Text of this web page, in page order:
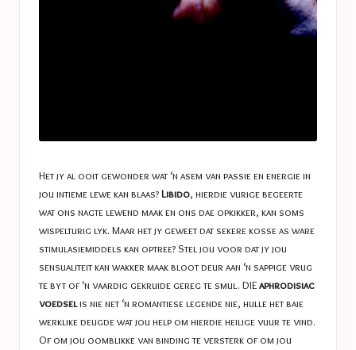
Het jy al ooit gewonder wat ‘n asem van passie en energie in
jou intieme lewe kan blaas?Libido, hierdie vurige begeerte
wat ons nagte lewend maak en ons dae opkikker, kan soms
wispelturig lyk. Maar het jy geweet dat sekere kosse as ware
stimulasiemiddels kan optree? Stel jou voor dat jy jou
sensualiteit kan wakker maak bloot deur aan ‘n sappige vrug
te byt of ‘n vaardig gekruide gereg te smul. DIEaphrodisiac
voedselis nie net ‘n romantiese legende nie, hulle het baie
werklike deugde wat jou help om hierdie heilige vuur te vind.
Of om jou oomblikke van binding te versterk of om jou